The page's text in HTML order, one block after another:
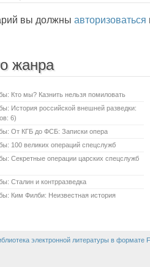
вы должны авторизоваться
жанра
Кто мы? Казнить нельзя помиловать
История российской внешней разведки:
6)
От КГБ до ФСБ: Записки опера
100 великих операций спецслужб
Секретные операции царских спецслужб
Сталин и контрразведка
Ким Филби: Неизвестная история
электронной литературы в формате